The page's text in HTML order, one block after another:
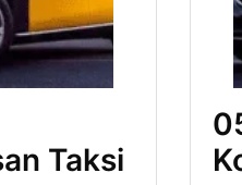
Taksi